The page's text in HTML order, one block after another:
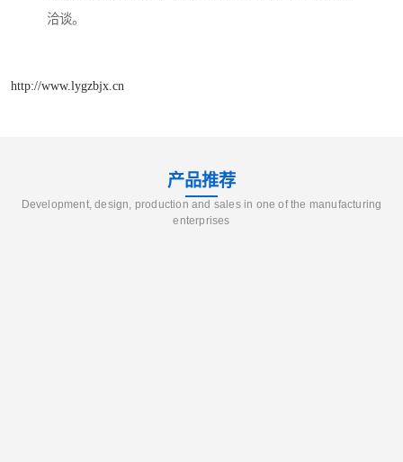
洽谈。
http://www.lygzbjx.cn
产品推荐
Development, design, production and sales in one of the manufacturing
enterprises